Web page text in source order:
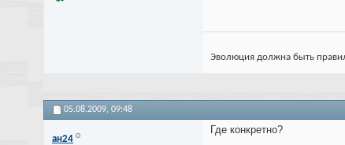
Эволюция должна быть
05.08.2009, 09:48
ан24
Где конкретно?